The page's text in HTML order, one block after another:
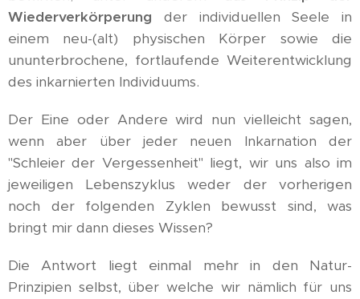
Wiederverkörperung der individuellen Seele in
einem neu-(alt) physischen Körper sowie die
ununterbrochene, fortlaufende Weiterentwicklung
des inkarnierten Individuums.
Der Eine oder Andere wird nun vielleicht sagen,
wenn aber über jeder neuen Inkarnation der
"Schleier der Vergessenheit" liegt, wir uns also im
jeweiligen Lebenszyklus weder der vorherigen
noch der folgenden Zyklen bewusst sind, was
bringt mir dann dieses Wissen?
Die Antwort liegt einmal mehr in den Natur-
Prinzipien selbst, über welche wir nämlich für uns